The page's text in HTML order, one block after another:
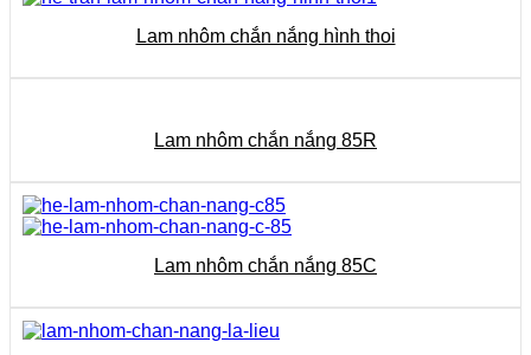
Lam nhôm chắn nắng hình thoi
Lam nhôm chắn nắng 85R
Lam nhôm chắn nắng 85C